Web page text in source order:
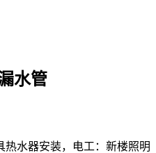
水管
水器安装，电工：新楼照明